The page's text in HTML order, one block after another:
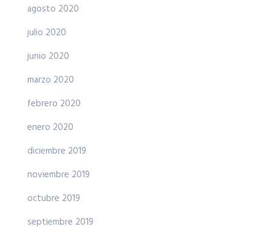
agosto 2020
julio 2020
junio 2020
marzo 2020
febrero 2020
enero 2020
diciembre 2019
noviembre 2019
octubre 2019
septiembre 2019